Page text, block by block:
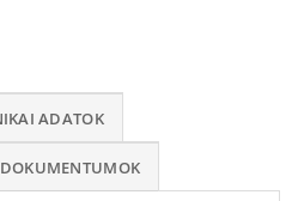
ADATOK
DOKUMENTUMOK